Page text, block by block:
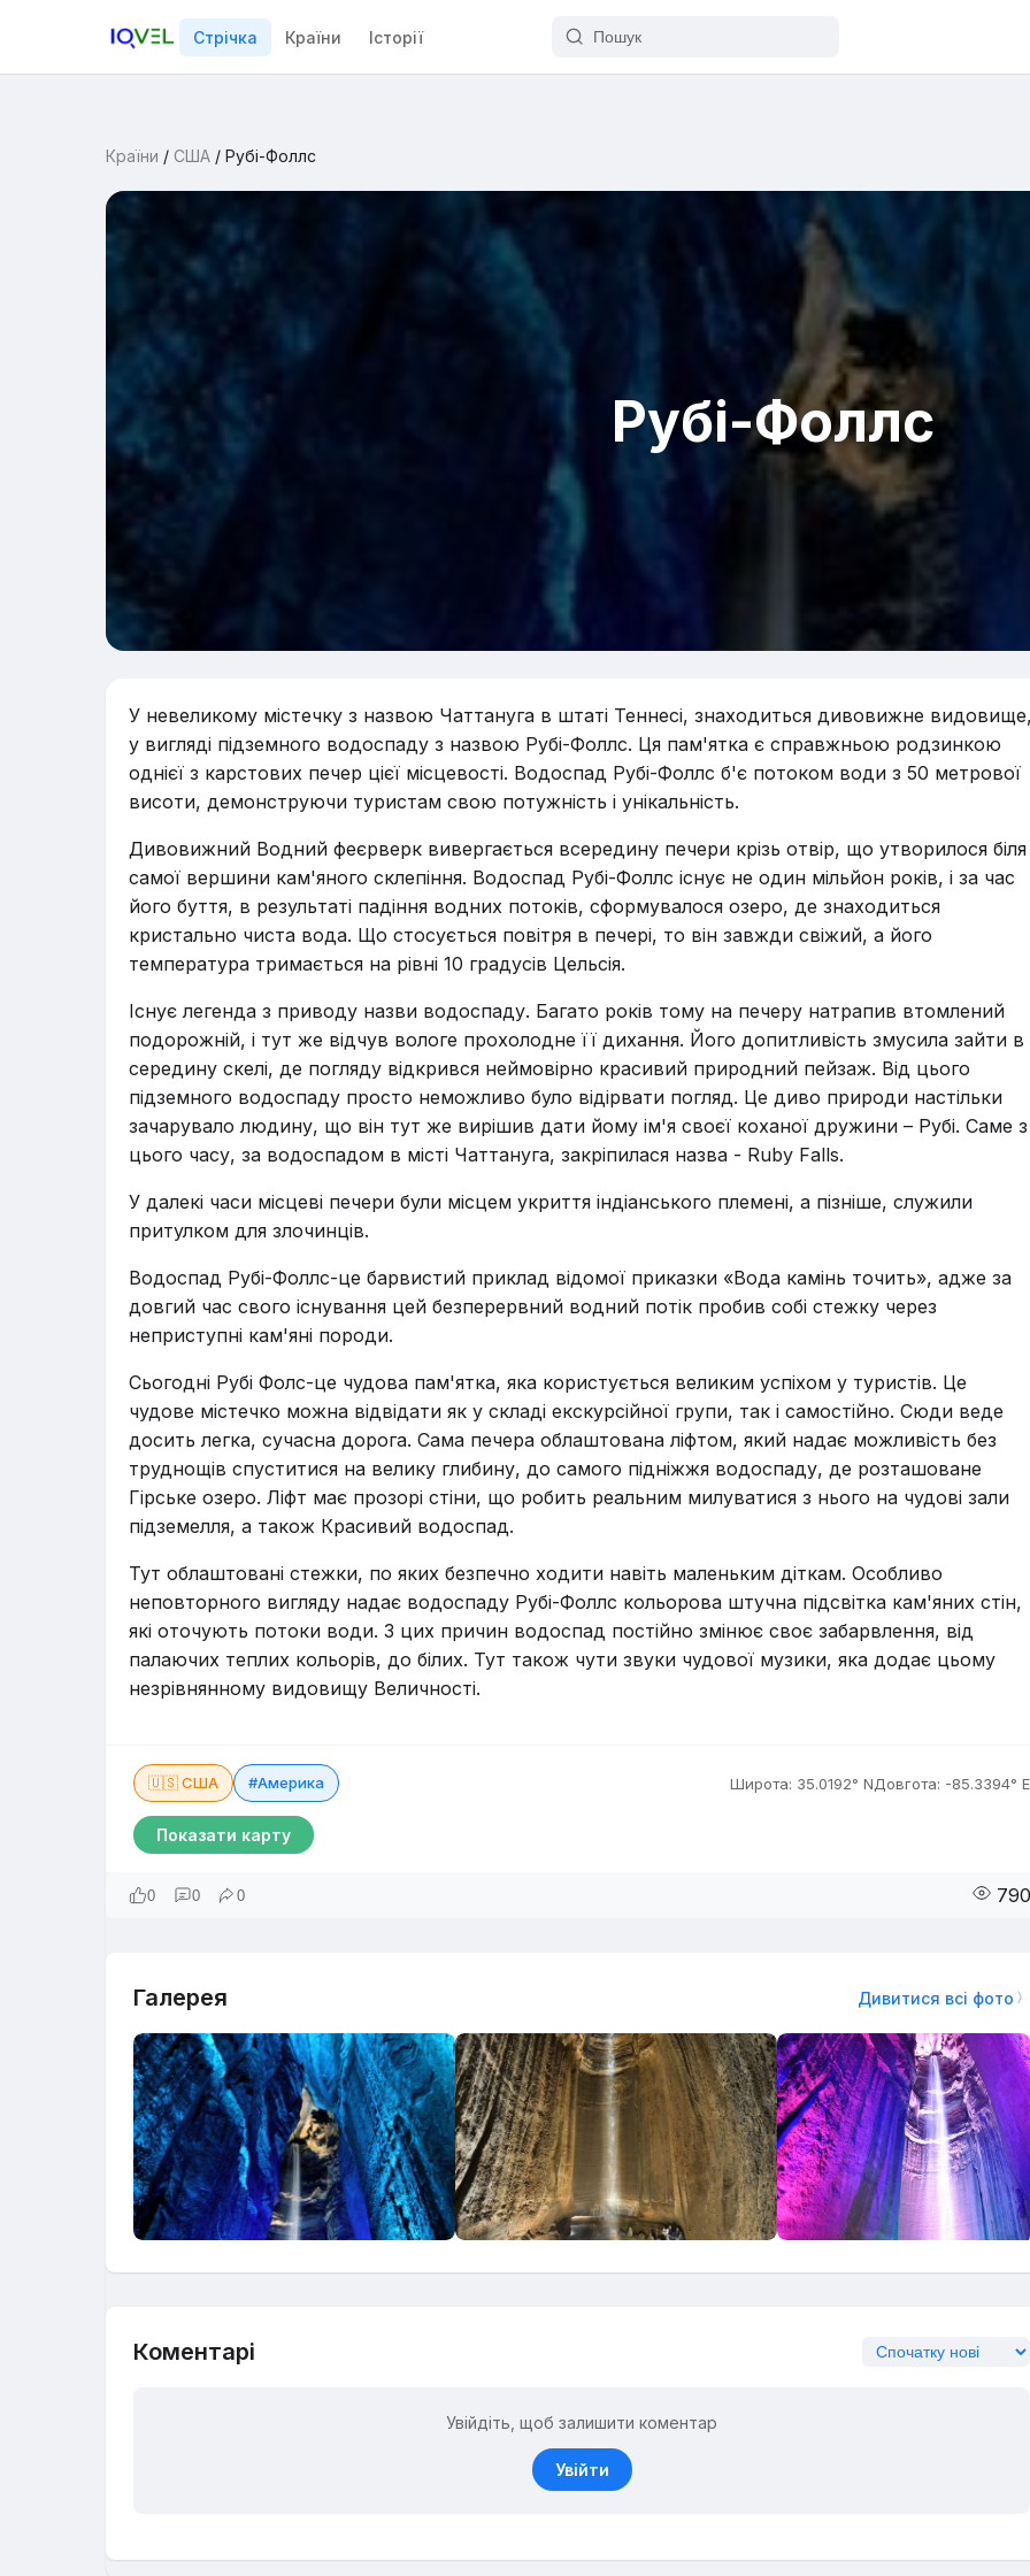
Стрічка Країни Історії
Країни / США / Рубі-Фоллс
Рубі-Фоллс
У невеликому містечку з назвою Чаттануга в штаті Теннесі, знаходиться дивовижне
у вигляді підземного водоспаду з назвою Рубі-Фоллс. Ця пам'ятка є справжньою родзинкою
однієї з карстових печер цієї місцевості. Водоспад Рубі-Фоллс б'є потоком води з 50 метрової
висоти, демонструючи туристам свою потужність і унікальність.
Дивовижний Водний феєрверк вивергається всередину печери крізь отвір, що утворилося біля
самої вершини кам'яного склепіння. Водоспад Рубі-Фоллс існує не один мільйон років, і за час
його буття, в результаті падіння водних потоків, сформувалося озеро, де знаходиться
кристально чиста вода. Що стосується повітря в печері, то він завжди свіжий, а його
температура тримається на рівні 10 градусів Цельсія.
Існує легенда з приводу назви водоспаду. Багато років тому на печеру натрапив втомлений
подорожній, і тут же відчув вологе прохолодне її дихання. Його допитливість змусила зайти в
середину скелі, де погляду відкрився неймовірно красивий природний пейзаж. Від цього
підземного водоспаду просто неможливо було відірвати погляд. Це диво природи настільки
зачарувало людину, що він тут же вирішив дати йому ім'я своєї коханої дружини – Рубі. Саме з
цього часу, за водоспадом в місті Чаттануга, закріпилася назва - Ruby Falls.
У далекі часи місцеві печери були місцем укриття індіанського племені, а пізніше, служили
притулком для злочинців.
Водоспад Рубі-Фоллс-це барвистий приклад відомої приказки «Вода камінь точить», адже за
довгий час свого існування цей безперервний водний потік пробив собі стежку через
неприступні кам'яні породи.
Сьогодні Рубі Фолс-це чудова пам'ятка, яка користується великим успіхом у туристів. Це
чудове містечко можна відвідати як у складі екскурсійної групи, так і самостійно. Сюди веде
досить легка, сучасна дорога. Сама печера облаштована ліфтом, який надає можливість без
труднощів спуститися на велику глибину, до самого підніжжя водоспаду, де розташоване
Гірське озеро. Ліфт має прозорі стіни, що робить реальним милуватися з нього на чудові зали
підземелля, а також Красивий водоспад.
Тут облаштовані стежки, по яких безпечно ходити навіть маленьким діткам. Особливо
неповторного вигляду надає водоспаду Рубі-Фоллс кольорова штучна підсвітка кам'яних стін,
які оточують потоки води. З цих причин водоспад постійно змінює своє забарвлення, від
палаючих теплих кольорів, до білих. Тут також чути звуки чудової музики, яка додає цьому
незрівнянному видовищу Величності.
🇺🇸 США #Америка Широта: 35.0192° NДовгота: -85.3394° E
Показати карту
0 0 0
Галерея Дивитися всі фото
Коментарі
Увійдіть, щоб залишити коментар
Увійти